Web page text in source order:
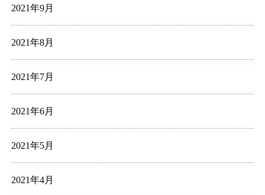
2021年9月
2021年8月
2021年7月
2021年6月
2021年5月
2021年4月